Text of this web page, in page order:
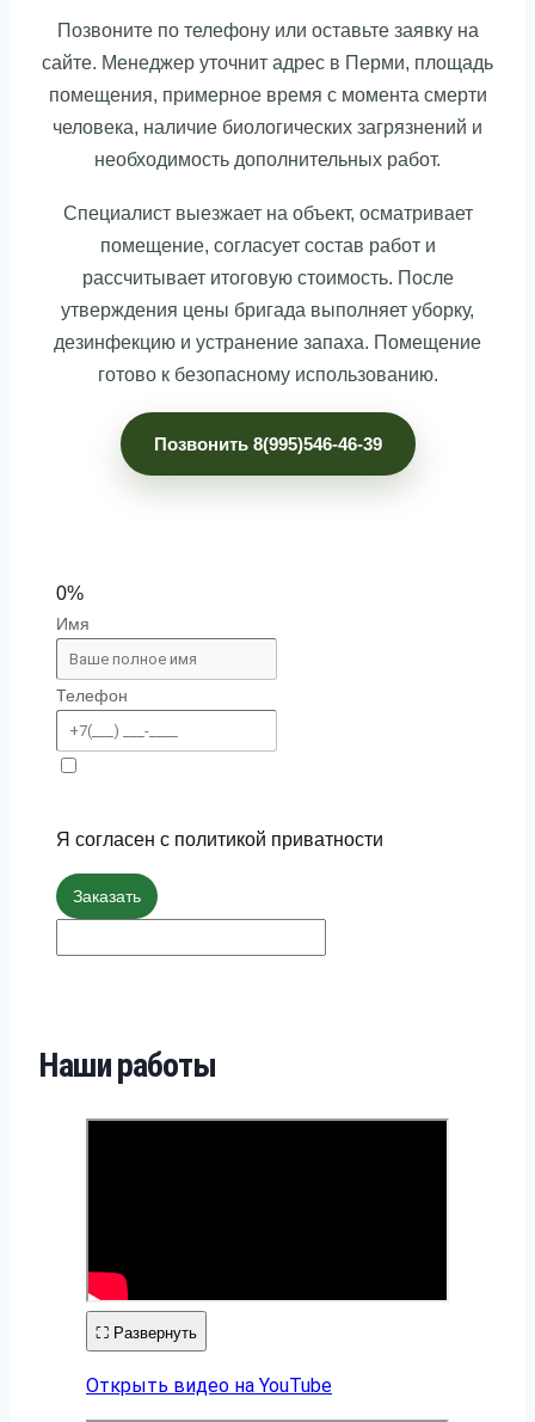
Позвоните по телефону или оставьте заявку на
сайте. Менеджер уточнит адрес в Перми, площадь
помещения, примерное время с момента смерти
человека, наличие биологических загрязнений и
необходимость дополнительных работ.
Специалист выезжает на объект, осматривает
помещение, согласует состав работ и
рассчитывает итоговую стоимость. После
утверждения цены бригада выполняет уборку,
дезинфекцию и устранение запаха. Помещение
готово к безопасному использованию.
Позвонить 8(995)546-46-39
0%
Имя
Телефон
Я согласен с политикой приватности
Заказать
Наши работы
⛶ Развернуть
Открыть видео на YouTube